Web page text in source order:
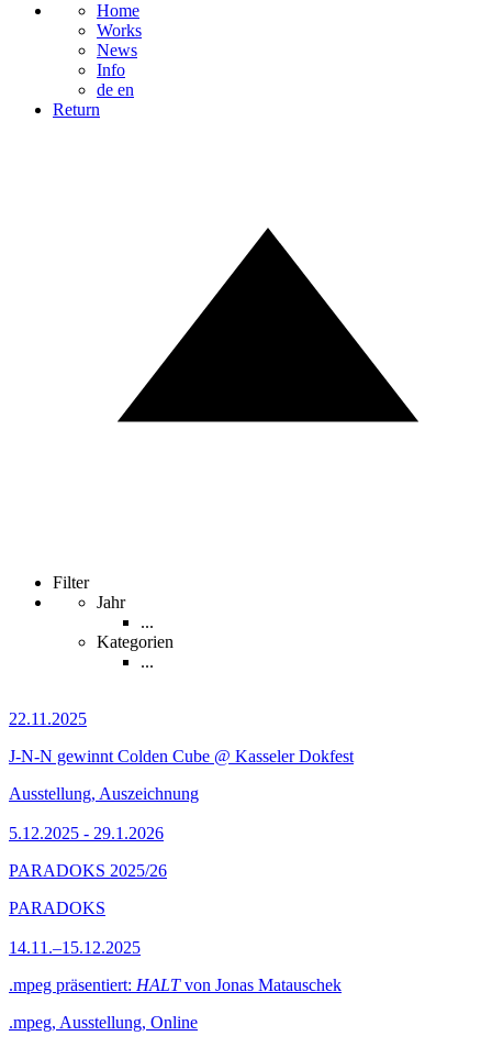
Home
Works
News
Info
de en
Return
Filter
Jahr
...
Kategorien
...
22.11.2025
J-N-N gewinnt Colden Cube @ Kasseler Dokfest
Ausstellung, Auszeichnung
5.12.2025 - 29.1.2026
PARADOKS 2025/26
PARADOKS
14.11.–15.12.2025
.mpeg präsentiert: HALTvon Jonas Matauschek
.mpeg, Ausstellung, Online